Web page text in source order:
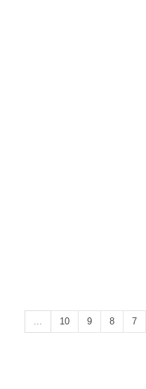
7
8
9
10
...